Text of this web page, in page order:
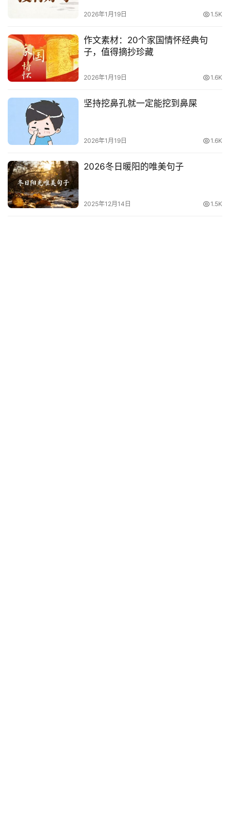
2026年1月19日 1.5K
作文素材：20个家国情怀经典句
子，值得摘抄珍藏
2026年1月19日 1.6K
坚持挖鼻孔就一定能挖到鼻屎
2026年1月19日 1.6K
2026冬日暖阳的唯美句子
2025年12月14日 1.5K